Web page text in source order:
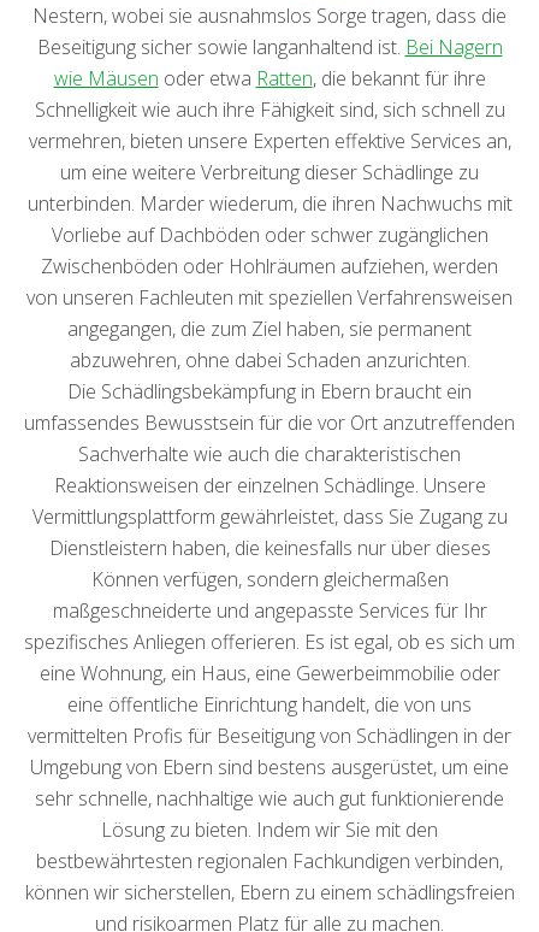
Nestern, wobei sie ausnahmslos Sorge tragen, dass die
Beseitigung sicher sowie langanhaltend ist. Bei Nagern
wie Mäusen oder etwa Ratten, die bekannt für ihre
Schnelligkeit wie auch ihre Fähigkeit sind, sich schnell zu
vermehren, bieten unsere Experten effektive Services an,
um eine weitere Verbreitung dieser Schädlinge zu
unterbinden. Marder wiederum, die ihren Nachwuchs mit
Vorliebe auf Dachböden oder schwer zugänglichen
Zwischenböden oder Hohlräumen aufziehen, werden
von unseren Fachleuten mit speziellen Verfahrensweisen
angegangen, die zum Ziel haben, sie permanent
abzuwehren, ohne dabei Schaden anzurichten.
Die Schädlingsbekämpfung in Ebern braucht ein
umfassendes Bewusstsein für die vor Ort anzutreffenden
Sachverhalte wie auch die charakteristischen
Reaktionsweisen der einzelnen Schädlinge. Unsere
Vermittlungsplattform gewährleistet, dass Sie Zugang zu
Dienstleistern haben, die keinesfalls nur über dieses
Können verfügen, sondern gleichermaßen
maßgeschneiderte und angepasste Services für Ihr
spezifisches Anliegen offerieren. Es ist egal, ob es sich um
eine Wohnung, ein Haus, eine Gewerbeimmobilie oder
eine öffentliche Einrichtung handelt, die von uns
vermittelten Profis für Beseitigung von Schädlingen in der
Umgebung von Ebern sind bestens ausgerüstet, um eine
sehr schnelle, nachhaltige wie auch gut funktionierende
Lösung zu bieten. Indem wir Sie mit den
bestbewährtesten regionalen Fachkundigen verbinden,
können wir sicherstellen, Ebern zu einem schädlingsfreien
und risikoarmen Platz für alle zu machen.